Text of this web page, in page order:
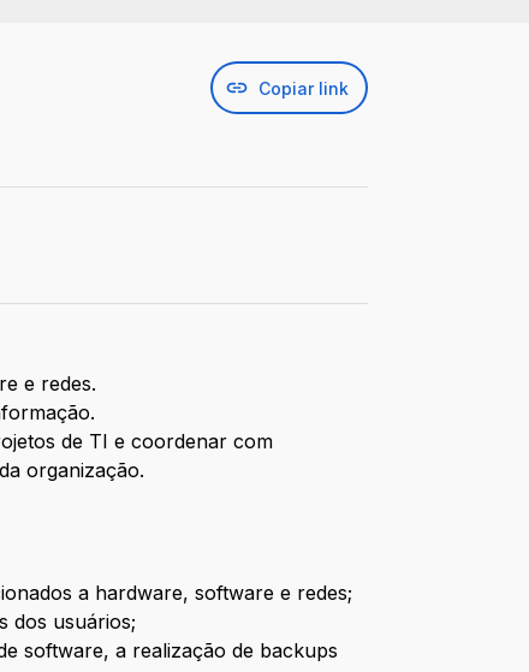
Copiar link
e redes.
de TI e coordenar com
organização.
a hardware, software e redes;
dos usuários;
software, a realização de backups